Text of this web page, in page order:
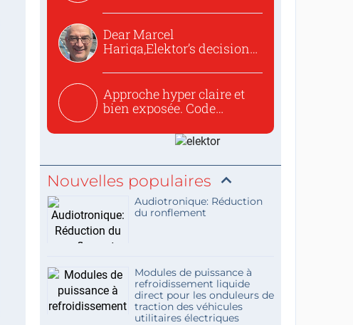
Dear Marcel
Hariga,Elektor’s decision
Approche hyper claire et
bien exposée. Code
Nouvelles populaires
Audiotronique: Réduction
du ronflement
Modules de puissance à
refroidissement liquide
direct pour les onduleurs de
traction des véhicules
utilitaires électriques